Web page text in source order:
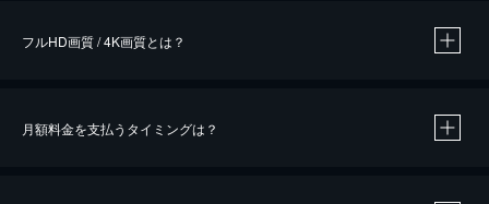
※40％ポイント還元の対象は、クレジットカード決済による作品の購入 / レンタルです。
フルHD画質 / 4K画質とは？
月額料金を支払うタイミングは？